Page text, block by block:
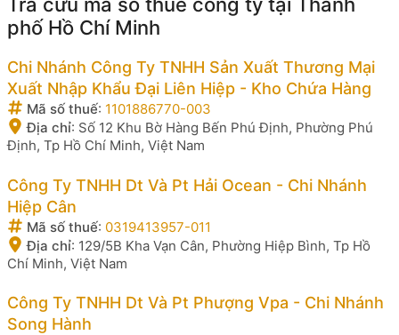
phố Hồ Chí Minh
Chi Nhánh Công Ty TNHH Sản Xuất Thương Mại
Xuất Nhập Khẩu Đại Liên Hiệp - Kho Chứa Hàng
Mã số thuế: 1101886770-003
Địa chỉ: Số 12 Khu Bờ Hàng Bến Phú Định, Phường Phú
Định, Tp Hồ Chí Minh, Việt Nam
Công Ty TNHH Dt Và Pt Hải Ocean - Chi Nhánh
Hiệp Cân
Mã số thuế: 0319413957-011
Địa chỉ: 129/5B Kha Vạn Cân, Phường Hiệp Bình, Tp Hồ
Chí Minh, Việt Nam
Công Ty TNHH Dt Và Pt Phượng Vpa - Chi Nhánh
Song Hành